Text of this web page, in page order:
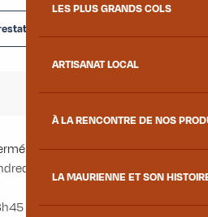
LES PLUS GRANDS COLS
ARTISANAT LOCAL
À LA RENCONTRE DE NOS
LA MAURIENNE ET SON
le dimanche
de 08h45 à 12h00 et de
à 12h00 / fermé l'après-